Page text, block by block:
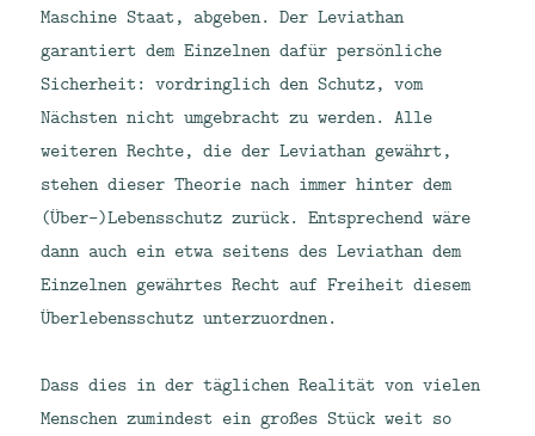
Maschine Staat, abgeben. Der Leviathan
garantiert dem Einzelnen dafür persönliche
Sicherheit: vordringlich den Schutz, vom
Nächsten nicht umgebracht zu werden. Alle
weiteren Rechte, die der Leviathan gewährt,
stehen dieser Theorie nach immer hinter dem
(Über-)Lebensschutz zurück. Entsprechend wäre
dann auch ein etwa seitens des Leviathan dem
Einzelnen gewährtes Recht auf Freiheit diesem
Überlebensschutz unterzuordnen.
Dass dies in der täglichen Realität von vielen
Menschen zumindest ein großes Stück weit so